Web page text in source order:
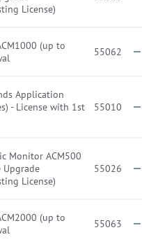
License)
(up to
55062
Application
- License with 1st
55010
Monitor ACM500
Upgrade
License)
55026
(up to
55063